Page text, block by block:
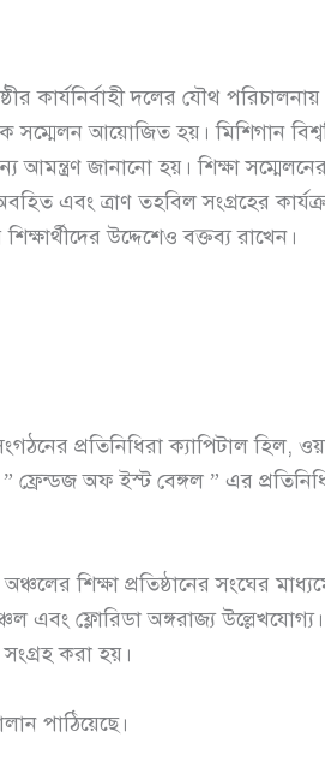
কার্যনির্বাহী দলের যৌথ
আয়োজিত হয়। মিশিগান
জানানো হয়। শিক্ষা
এবং ত্রাণ তহবিল সংগ্রহের
উদ্দেশেও বক্তব্য রাখেন।
প্রতিনিধিরা ক্যাপিটাল হিল,
অফ ইস্ট বেঙ্গল ” এর
শিক্ষা প্রতিষ্ঠানের সংঘের
ফ্লোরিডা অঙ্গরাজ্য উল্লেখযোগ্য।
সংগ্রহ করা হয়।
পাঠিয়েছে।